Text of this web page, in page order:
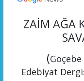
ZAİM AĞA
(Göçebe
Edebiyat